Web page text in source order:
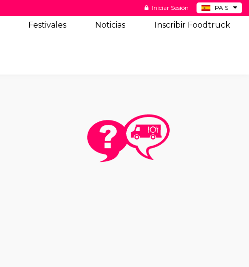
PAIS
Iniciar Sesión
Festivales Noticias Inscribir Foodtruck